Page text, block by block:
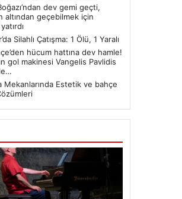
dev gemi geçti,
altından geçebilmek için
Silahlı Çatışma: 1 Ölü, 1 Yaralı
hücum hattına dev hamle!
gol makinesi Vangelis Pavlidis
Mekanlarında Estetik ve bahçe